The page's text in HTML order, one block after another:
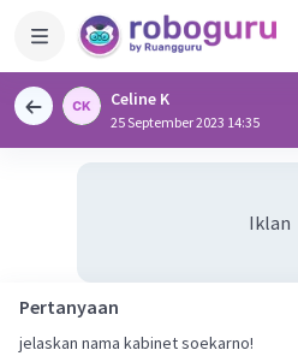
Celine K
25 September 2023 14:35
Iklan
Pertanyaan
jelaskan nama kabinet soekarno!